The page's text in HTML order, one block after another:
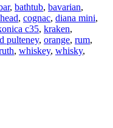
, bathtub, bavarian,
, cognac, diana mini,
c35, kraken,
pulteney, orange, rum,
, whiskey, whisky,